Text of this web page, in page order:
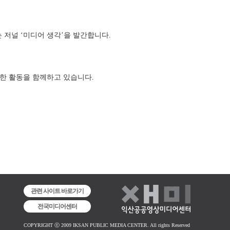
널 ‘미디어 생각’을 발간합니다.
활동을 함께하고 있습니다.
관련 사이트 바로가기
전국미디어센터
COPYRIGHT ⓒ 2009 IKSAN PUBLIC MEDIA CENTER. All rights Reserved